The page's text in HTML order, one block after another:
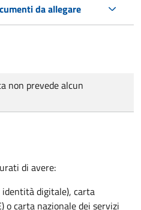
da allegare
non prevede alcun
di avere:
identità digitale), carta
o carta nazionale dei servizi